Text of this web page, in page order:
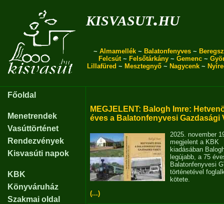
kisvasut.hu
~ Almamellék ~ Balatonfenyves ~
Felcsút~ Felsőtárkány ~ Gemenc ~
Lillafüred ~ Mesztegnyő ~ Nagycenk ~
Főoldal
Menetrendek
Vasúttörténet
Rendezvények
Kisvasúti napok
KBK
Könyváruház
Szakmai oldal
MEGJELENT: Balogh Imre:
éves a Balatonfenyvesi Gazdasági
2025. november
megjelent a KBK
kiadásában
legújabb, a 75
Balatonfenyvesi
történetével
kötete.
(...)